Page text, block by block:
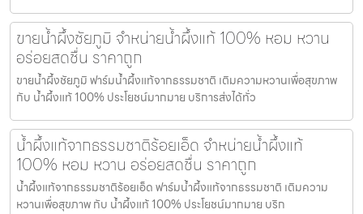
ขายน้ำผึ้งชัยภูมิ จำหน่ายน้ำผึ้งแท้ 100% หอม หวาน
อร่อยสดชื่น ราคาถูก
ขายน้ำผึ้งชัยภูมิ ฟาร์มน้ำผึ้งแท้จากธรรมชาติ เติมความหวานเพื่อสุขภาพ
กับ น้ำผึ้งแท้ 100% ประโยชน์มากมาย บริการส่งได้ทั่ว
น้ำผึ้งแท้จากธรรมชาติร้อยเอ็ด จำหน่ายน้ำผึ้งแท้
100% หอม หวาน อร่อยสดชื่น ราคาถูก
น้ำผึ้งแท้จากธรรมชาติร้อยเอ็ด ฟาร์มน้ำผึ้งแท้จากธรรมชาติ เติมความ
หวานเพื่อสุขภาพ กับ น้ำผึ้งแท้ 100% ประโยชน์มากมาย บริก